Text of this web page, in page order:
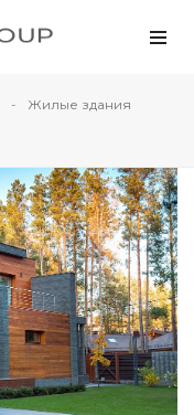
Жилые здания